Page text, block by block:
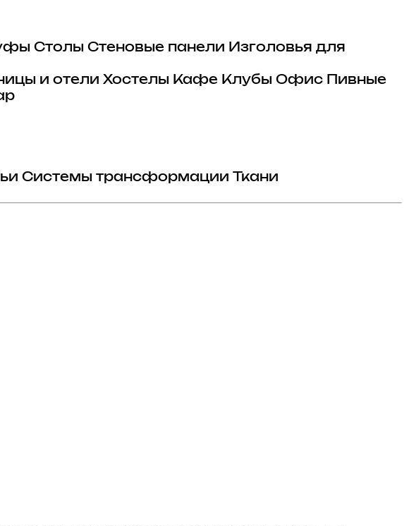
Столы Стеновые панели Изголовья для
и отели Хостелы Кафе Клубы Офис
Пивные
Системы трансформации
Ткани